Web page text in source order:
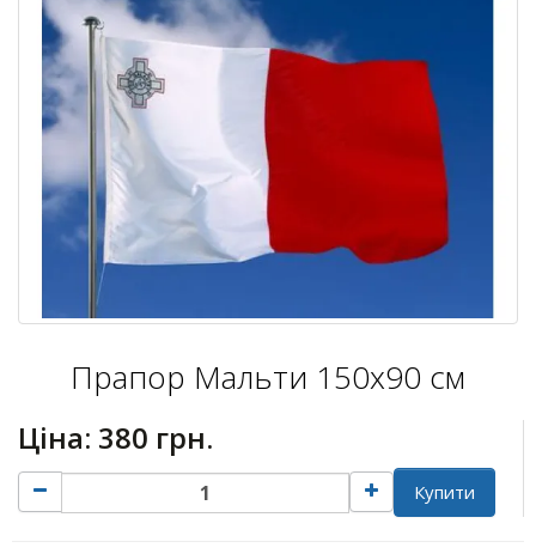
Прапор Мальти 150х90 см
Ціна: 380 грн.
Купити